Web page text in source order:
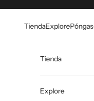
TiendaExplore
Tienda
Explore